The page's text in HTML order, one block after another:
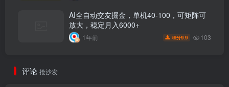
AI全自动交友掘金，单机40-100，可矩阵可
放大，稳定月入6000+
1年前 积分9.9 103
评论 抢沙发